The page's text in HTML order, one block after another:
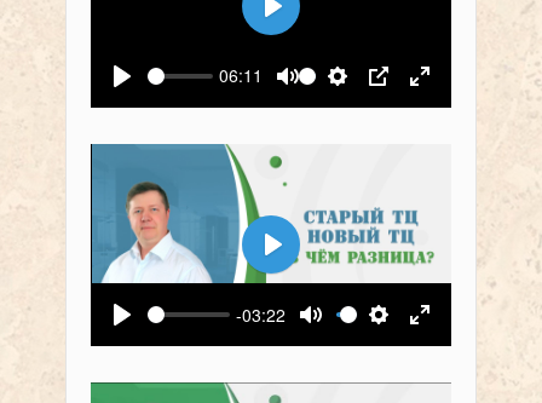
Воспроизвести
06:11
Выключить звук
Настройки
PIP На весь
Воспроизвести
Воспроизвести
-03:22
Выключить звук
Настройки
На весь
Воспроизвести